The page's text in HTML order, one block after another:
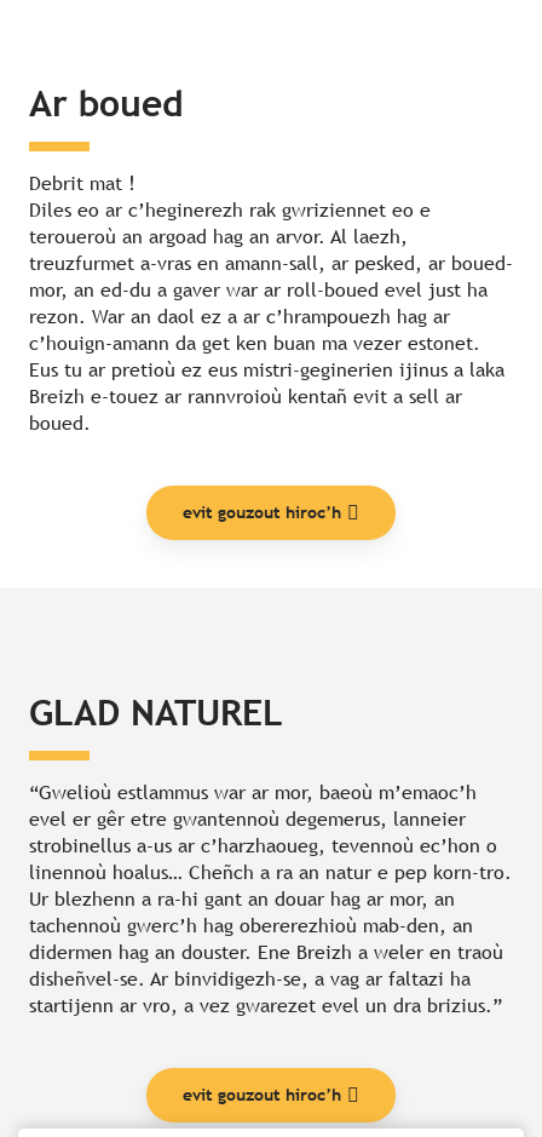
Ar boued
Debrit mat !
Diles eo ar c’heginerezh rak gwriziennet eo e
teroueroù an argoad hag an arvor. Al laezh,
treuzfurmet a-vras en amann-sall, ar pesked, ar boued-
mor, an ed-du a gaver war ar roll-boued evel just ha
rezon. War an daol ez a ar c’hrampouezh hag ar
c’houign-amann da get ken buan ma vezer estonet.
Eus tu ar pretioù ez eus mistri-geginerien ijinus a laka
Breizh e-touez ar rannvroioù kentañ evit a sell ar
boued.
evit gouzout hiroc’h
GLAD NATUREL
“Gwelioù estlammus war ar mor, baeoù m’emaoc’h
evel er gêr etre gwantennoù degemerus, lanneier
strobinellus a-us ar c’harzhaoueg, tevennoù ec’hon o
linennoù hoalus… Cheñch a ra an natur e pep korn-tro.
Ur blezhenn a ra-hi gant an douar hag ar mor, an
tachennoù gwerc’h hag obererezhioù mab-den, an
didermen hag an douster. Ene Breizh a weler en traoù
disheñvel-se. Ar binvidigezh-se, a vag ar faltazi ha
startijenn ar vro, a vez gwarezet evel un dra brizius.”
evit gouzout hiroc’h